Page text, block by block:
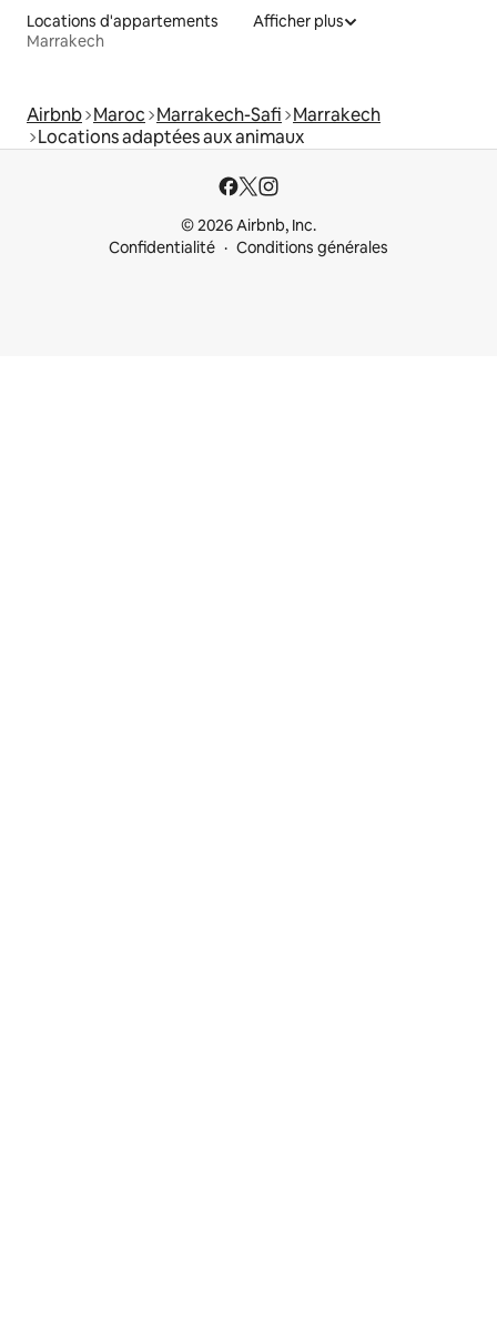
Locations d'appartements
Marrakech
Afficher plus
Airbnb Maroc Marrakech-Safi Marrakech
Locations adaptées aux animaux
© 2026 Airbnb, Inc.
Confidentialité
Conditions générales